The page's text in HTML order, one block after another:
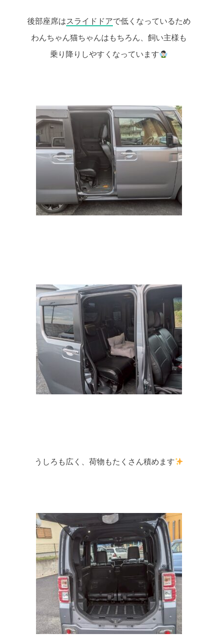
後部座席はスライドドアで低くなっているため
わんちゃん猫ちゃんはもちろん、飼い主様も
乗り降りしやすくなっています
うしろも広く、荷物もたくさん積めます